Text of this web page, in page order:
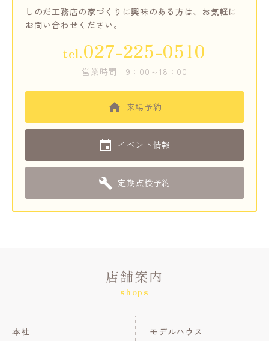
しのだ工務店の家づくりに興味のある方は、 お気軽に
お問い合わせください。
tel.027-225-0510
営業時間 9：00～18：00
来場予約
イベント情報
定期点検予約
店舗案内
shops
本社 モデルハウス